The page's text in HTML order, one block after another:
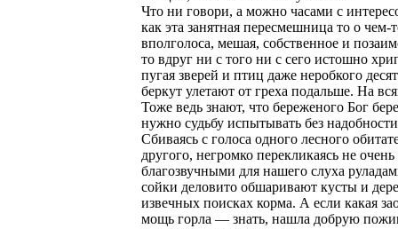
Что ни говори, а можно часами с
как эта занятная пересмешница то о чем-
вполголоса, мешая, собственное и
то вдруг ни с того ни с сего истошно
пугая зверей и птиц даже неробкого
беркут улетают от греха подальше. На
Тоже ведь знают, что береженого Бог
нужно судьбу испытывать без
Сбиваясь с голоса одного лесного
другого, негромко перекликаясь не очень
благозвучными для нашего слуха
сойки деловито обшаривают кусты и
извечных поисках корма. А если какая
мощь горла — знать, нашла добрую